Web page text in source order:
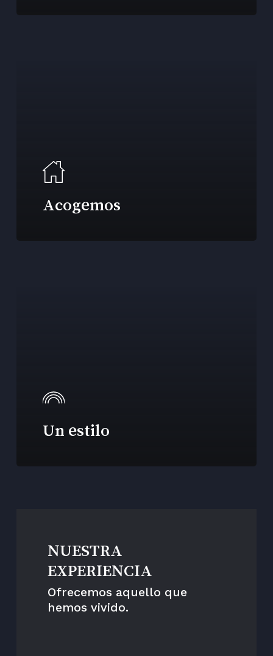
Acogemos
Un estilo
NUESTRA
EXPERIENCIA
Ofrecemos aquello que
hemos vivido.